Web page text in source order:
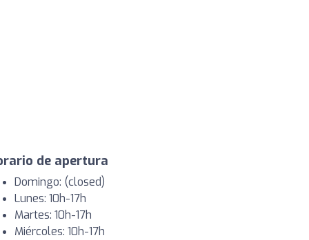
de apertura
Domingo: (closed)
Lunes: 10h-17h
Martes: 10h-17h
Miércoles: 10h-17h